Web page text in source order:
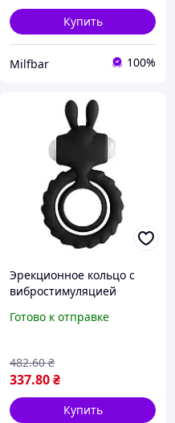
Купить
Milfbar 100%
Эрекционное кольцо с
вибростимуляцией
эрекции виброкольцо для
Готово к отправке
337.80₴
482.60 ₴
Купить